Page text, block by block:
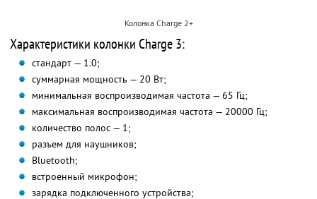
Колонка Charge 2+
Характеристики колонки Charge 3:
стандарт — 1.0;
суммарная мощность — 20 Вт;
минимальная воспроизводимая частота — 65 Гц;
максимальная воспроизводимая частота — 20000 Гц;
количество полос — 1;
разъем для наушников;
Bluetooth;
встроенный микрофон;
зарядка подключенного устройства;